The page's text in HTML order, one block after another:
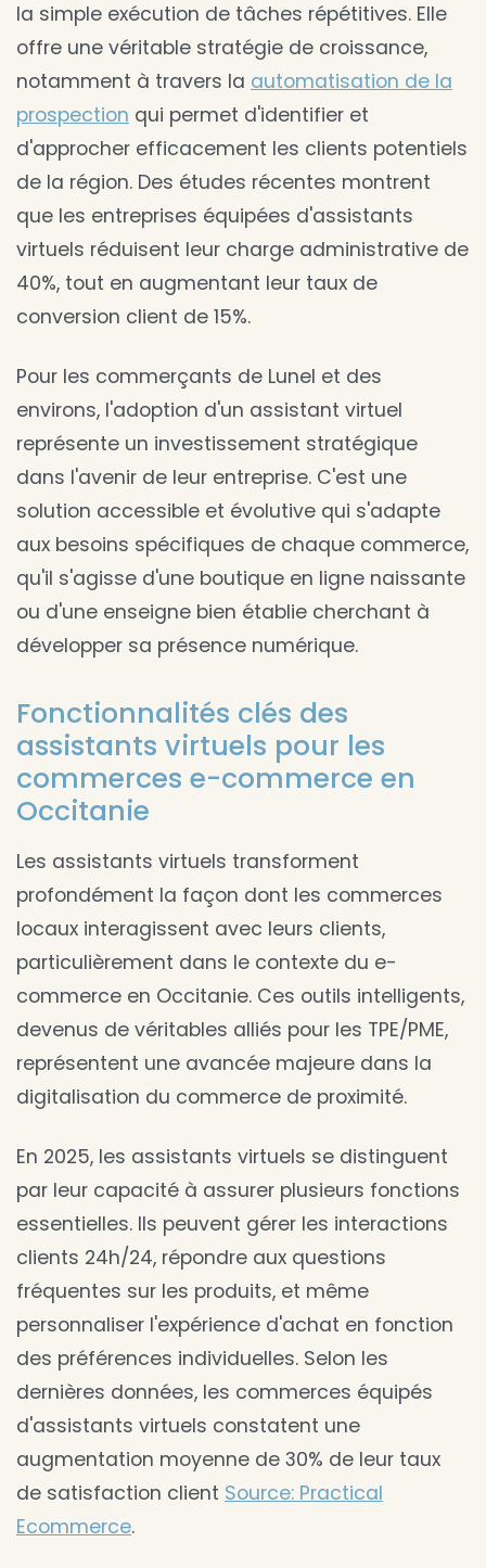
la simple exécution de tâches répétitives. Elle
offre une véritable stratégie de croissance,
notamment à travers la automatisation de la
prospection qui permet d'identifier et
d'approcher efficacement les clients potentiels
de la région. Des études récentes montrent
que les entreprises équipées d'assistants
virtuels réduisent leur charge administrative de
40%, tout en augmentant leur taux de
conversion client de 15%.
Pour les commerçants de Lunel et des
environs, l'adoption d'un assistant virtuel
représente un investissement stratégique
dans l'avenir de leur entreprise. C'est une
solution accessible et évolutive qui s'adapte
aux besoins spécifiques de chaque commerce,
qu'il s'agisse d'une boutique en ligne naissante
ou d'une enseigne bien établie cherchant à
développer sa présence numérique.
Fonctionnalités clés des
assistants virtuels pour les
commerces e-commerce en
Occitanie
Les assistants virtuels transforment
profondément la façon dont les commerces
locaux interagissent avec leurs clients,
particulièrement dans le contexte du e-
commerce en Occitanie. Ces outils intelligents,
devenus de véritables alliés pour les TPE/PME,
représentent une avancée majeure dans la
digitalisation du commerce de proximité.
En 2025, les assistants virtuels se distinguent
par leur capacité à assurer plusieurs fonctions
essentielles. Ils peuvent gérer les interactions
clients 24h/24, répondre aux questions
fréquentes sur les produits, et même
personnaliser l'expérience d'achat en fonction
des préférences individuelles. Selon les
dernières données, les commerces équipés
d'assistants virtuels constatent une
augmentation moyenne de 30% de leur taux
de satisfaction client Source: Practical
Ecommerce.